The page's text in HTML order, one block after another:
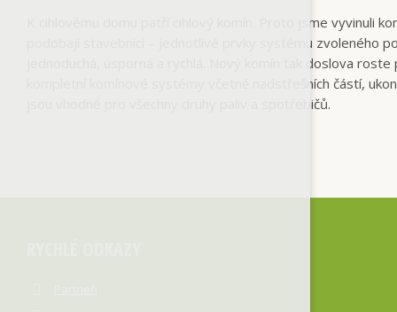
K cihlovému domu patří cihlový komín. Proto jsme vyvinuli
podobají stavebnici – jednotlivé prvky systému zvoleného
jednoduchá, úsporná a rychlá. Nový komín tak doslova
kompletní komínové systémy včetně nadstřešních částí,
jsou vhodné pro všechny druhy paliv a spotřebičů.